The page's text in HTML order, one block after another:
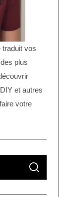
traduit vos
plus
et autres
votre
S
A
C